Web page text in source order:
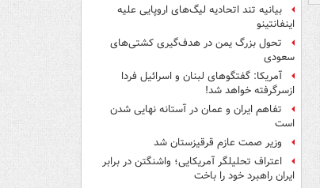
بیانیه تند اتحادیه لیگ‌های اروپایی علیه
اینفانتینو
تحول بزرگ یمن در هدف‌گیری کشتی‌های
سعودی
آمریکا: گفتگوهای لبنان و اسرائیل فردا
ازسرگرفته خواهد شد!
تفاهم ایران و عمان در آستانه نهایی شدن
است
وزیر صمت عازم قرقیزستان شد
اعتراف تحلیلگر آمریکایی؛ واشنگتن در برابر
ایران راهبرد خود را باخت